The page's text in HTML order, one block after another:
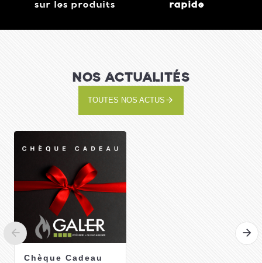
sur les produits
rapide
NOS ACTUALITÉS
TOUTES NOS ACTUS
Chèque Cadeau